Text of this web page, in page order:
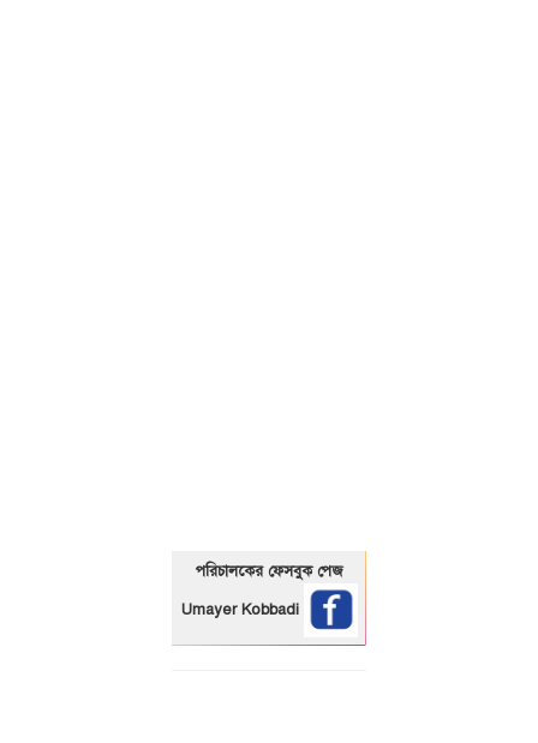
পরিচালকের ফেসবুক পেজ
Umayer Kobbadi